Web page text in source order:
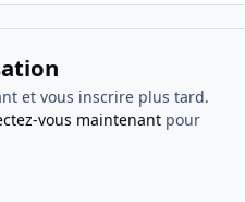
et vous inscrire plus tard.
vous maintenantpour